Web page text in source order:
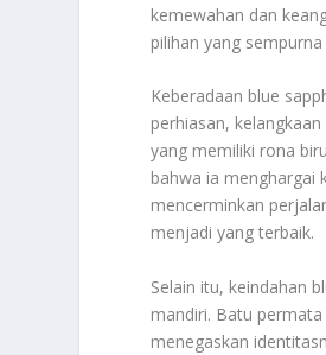
kemewahan dan
pilihan yang
Keberadaan blue
perhiasan,
yang memiliki rona
bahwa ia menghargai
mencerminkan
menjadi yang terbaik.
Selain itu, keindahan
mandiri. Batu
menegaskan